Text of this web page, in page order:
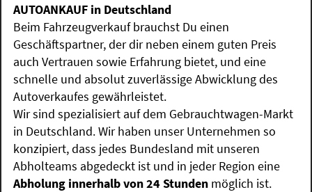
AUTOANKAUF in Deutschland
Beim Fahrzeugverkauf brauchst Du einen
Geschäftspartner, der dir neben einem guten Preis
auch Vertrauen sowie Erfahrung bietet, und eine
schnelle und absolut zuverlässige Abwicklung des
Autoverkaufes gewährleistet.
Wir sind spezialisiert auf dem Gebrauchtwagen-Markt
in Deutschland. Wir haben unser Unternehmen so
konzipiert, dass jedes Bundesland mit unseren
Abholteams abgedeckt ist und in jeder Region eine
Abholung innerhalb von 24 Stunden möglich ist.